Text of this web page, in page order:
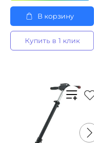
В корзину
Купить в 1 клик